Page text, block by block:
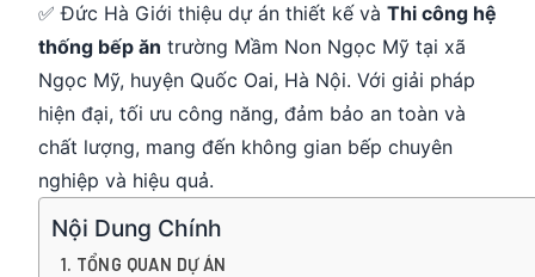
✅ Đức Hà Giới thiệu dự án thiết kế và Thi công hệ
thống bếp ăn trường Mầm Non Ngọc Mỹ tại xã
Ngọc Mỹ, huyện Quốc Oai, Hà Nội. Với giải pháp
hiện đại, tối ưu công năng, đảm bảo an toàn và
chất lượng, mang đến không gian bếp chuyên
nghiệp và hiệu quả.
Nội Dung Chính
TỔNG QUAN DỰ ÁN